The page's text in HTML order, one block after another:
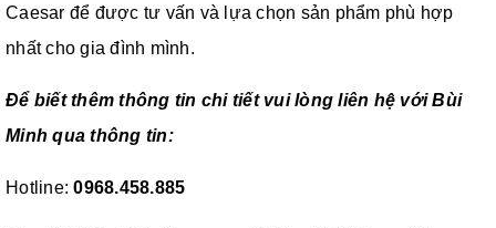
Caesar để được tư vấn và lựa chọn sản phẩm phù hợp
nhất cho gia đình mình.
Để biết thêm thông tin chi tiết vui lòng liên hệ với Bùi
Minh qua thông tin:
Hotline:0968.458.885